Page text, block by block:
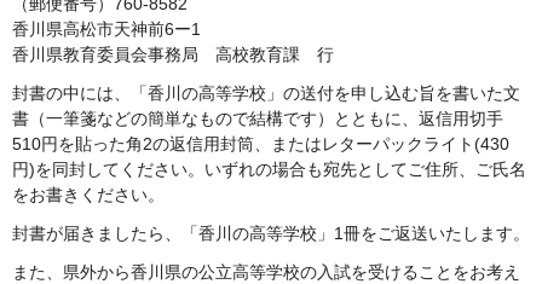
香川県高松市天神前6ー1
香川県教育委員会事務局 高校教育課 行
封書の中には、「香川の高等学校」の送付を申し込む旨を書いた文
書（一筆箋などの簡単なもので結構です）とともに、返信用切手
510円を貼った角2の返信用封筒、またはレターパックライト(430
円)を同封してください。いずれの場合も宛先としてご住所、ご氏名
をお書きください。
封書が届きましたら、「香川の高等学校」1冊をご返送いたします。
また、県外から香川県の公立高等学校の入試を受けることをお考え